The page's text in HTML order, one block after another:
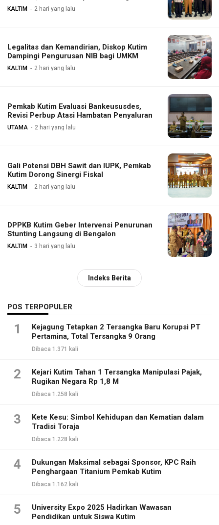
KALTIM 2 hari yang lalu
Legalitas dan Kemandirian, Diskop Kutim
Dampingi Pengurusan NIB bagi UMKM
KALTIM 2 hari yang lalu
Pemkab Kutim Evaluasi Bankeususdes,
Revisi Perbup Atasi Hambatan Penyaluran
UTAMA 2 hari yang lalu
Gali Potensi DBH Sawit dan IUPK, Pemkab
Kutim Dorong Sinergi Fiskal
KALTIM 2 hari yang lalu
DPPKB Kutim Geber Intervensi Penurunan
Stunting Langsung di Bengalon
KALTIM 3 hari yang lalu
Indeks Berita
POS TERPOPULER
1
Kejagung Tetapkan 2 Tersangka Baru Korupsi PT
Pertamina, Total Tersangka 9 Orang
Dibaca 1.371 kali
2
Kejari Kutim Tahan 1 Tersangka Manipulasi Pajak,
Rugikan Negara Rp 1,8 M
Dibaca 1.258 kali
3
Kete Kesu: Simbol Kehidupan dan Kematian dalam
Tradisi Toraja
Dibaca 1.228 kali
4
Dukungan Maksimal sebagai Sponsor, KPC Raih
Penghargaan Titanium Pemkab Kutim
Dibaca 1.162 kali
5
University Expo 2025 Hadirkan Wawasan
Pendidikan untuk Siswa Kutim